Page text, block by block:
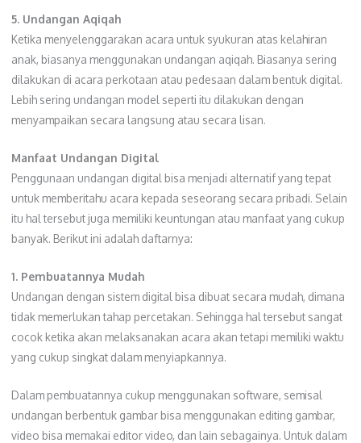
5. Undangan Aqiqah
Ketika menyelenggarakan acara untuk syukuran atas kelahiran
anak, biasanya menggunakan undangan aqiqah. Biasanya sering
dilakukan di acara perkotaan atau pedesaan dalam bentuk digital.
Lebih sering undangan model seperti itu dilakukan dengan
menyampaikan secara langsung atau secara lisan.
Manfaat Undangan Digital
Penggunaan undangan digital bisa menjadi alternatif yang tepat
untuk memberitahu acara kepada seseorang secara pribadi. Selain
itu hal tersebut juga memiliki keuntungan atau manfaat yang cukup
banyak. Berikut ini adalah daftarnya:
1. Pembuatannya Mudah
Undangan dengan sistem digital bisa dibuat secara mudah, dimana
tidak memerlukan tahap percetakan. Sehingga hal tersebut sangat
cocok ketika akan melaksanakan acara akan tetapi memiliki waktu
yang cukup singkat dalam menyiapkannya.
Dalam pembuatannya cukup menggunakan software, semisal
undangan berbentuk gambar bisa menggunakan editing gambar,
video bisa memakai editor video, dan lain sebagainya. Untuk dalam